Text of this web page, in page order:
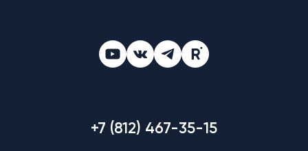
+7 (812) 467-35-15